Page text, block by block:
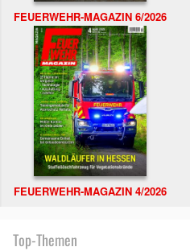
FEUERWEHR-MAGAZIN 6/2026
FEUERWEHR-MAGAZIN 4/2026
Top-Themen